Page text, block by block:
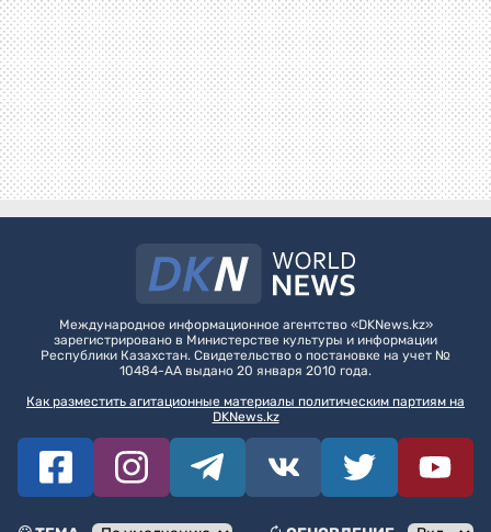
Международное информационное агентство «DKNews.kz»
зарегистрировано в Министерстве культуры и информации
Республики Казахстан. Свидетельство о постановке на учет №
10484-АА выдано 20 января 2010 года.
Как разместить агитационные материалы политическим партиям на
DKNews.kz